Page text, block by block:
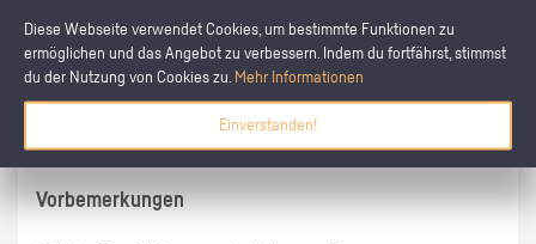
Diese Webseite verwendet Cookies, um bestimmte Funktionen zu
ermöglichen und das Angebot zu verbessern. Indem du fortfährst, stimmst
du der Nutzung von Cookies zu. Mehr Informationen
Einverstanden!
Nutzungsbedingungen
Vorbemerkungen